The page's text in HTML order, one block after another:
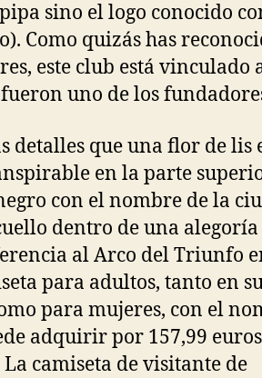
sino el logo conocido
Como quizás has
este club está vinculado
uno de los
detalles que una flor de lis
en la parte
con el nombre de la
dentro de una alegoría
al Arco del Triunfo
para adultos, tanto en
para mujeres, con el
adquirir por 157,99
camiseta de visitante de